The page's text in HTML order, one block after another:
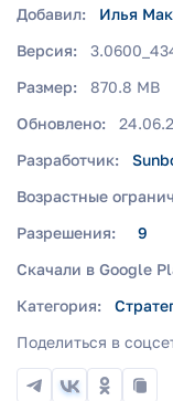
Добавил:
Илья
Версия:
Размер:
870.8 MB
Обновлено:
Разработчик:
Возрастные
Разрешения:
9
Скачали в Google
Категория:
Поделиться в